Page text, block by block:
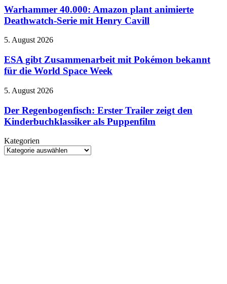
zu
Story,
und
Amazon
plant
animierte
Serie
Henry
Cavill
Warhammer 40.000: Amazon plant animierte
Deathwatch-Serie mit Henry Cavill
ESA
Zusammenarbeit
mit
Pokémon
für
World
Space
5. August 2026
ESA gibt Zusammenarbeit mit Pokémon bekannt
für die World Space Week
Der
Erster
Trailer
zeigt
Kinderbuchklassiker
als
5. August 2026
Der Regenbogenfisch: Erster Trailer zeigt den
Kinderbuchklassiker als Puppenfilm
Kategorien
Kategorien